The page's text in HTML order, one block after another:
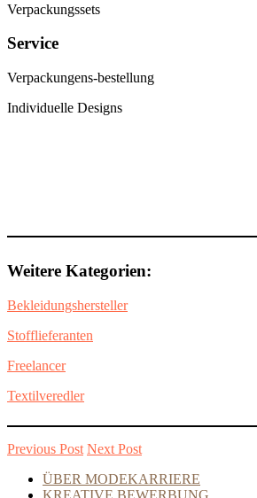
Verpackungssets
Service
Verpackungens-bestellung
Individuelle Designs
Weitere Kategorien:
Bekleidungshersteller
Stofflieferanten
Freelancer
Textilveredler
Previous Post Next Post
ÜBER MODEKARRIERE
KREATIVE BEWERBUNG